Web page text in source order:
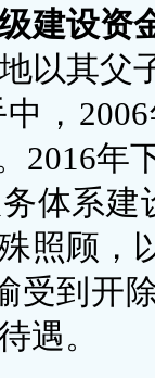
建设资
以其父
，
2016年
体系
照顾，
受到开
遇。